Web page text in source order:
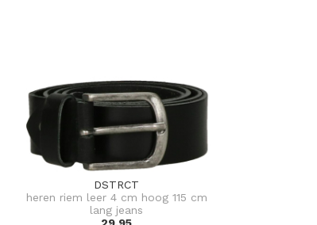
DSTRCT
heren riem leer 4 cm hoog 115 cm
lang jeans